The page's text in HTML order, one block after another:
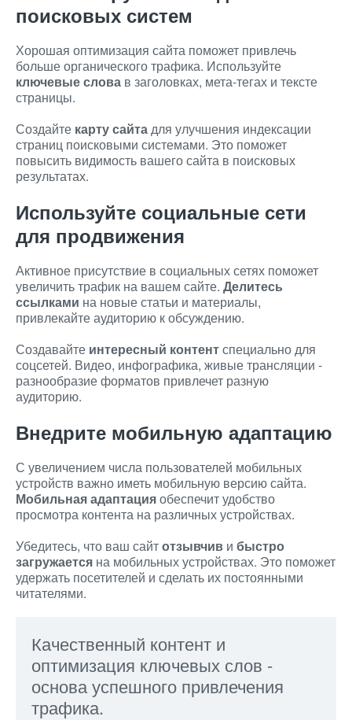
поисковых систем
Хорошая оптимизация сайта поможет привлечь
больше органического трафика. Используйте
ключевые слова в заголовках, мета-тегах и тексте
страницы.
Создайте карту сайтадля улучшения индексации
страниц поисковыми системами. Это поможет
повысить видимость вашего сайта в поисковых
результатах.
Используйте социальные сети
для продвижения
Активное присутствие в социальных сетях поможет
увеличить трафик на вашем сайте. Делитесь
ссылками на новые статьи и материалы,
привлекайте аудиторию к обсуждению.
Создавайте интересный контентспециально для
соцсетей. Видео, инфографика, живые трансляции -
разнообразие форматов привлечет разную
аудиторию.
Внедрите мобильную адаптацию
С увеличением числа пользователей мобильных
устройств важно иметь мобильную версию сайта.
Мобильная адаптацияобеспечит удобство
просмотра контента на различных устройствах.
Убедитесь, что ваш сайтотзывчив и быстро
загружается на мобильных устройствах. Это поможет
удержать посетителей и сделать их постоянными
читателями.
Качественный контент и
оптимизация ключевых слов -
основа успешного привлечения
трафика.